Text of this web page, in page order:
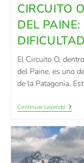
CIRCUITO
DEL
DIFICULTAD
El Circuito O,
del Paine, es uno
de la Patagonia.
Continuar Leyendo